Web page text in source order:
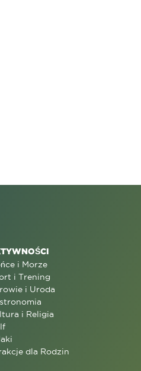
i Morze
i Trening
i Uroda
i Religia
dla Rodzin